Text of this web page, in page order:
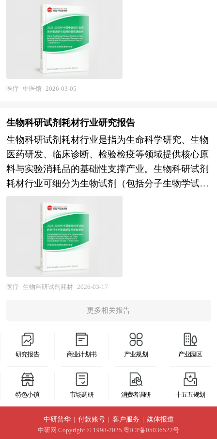
度，提出建设性意见建议对策等，为疫苗行业投资
决策者和主管机关审批的研究性报告。以阐述对疫
苗行业的理论认识为主要内容，重在研究疫苗行业
本质及规律性认识的研究。疫苗行业研究报告持续
提供高价值服务，是企业了解各行业当前最新发展
动向、把握市场机会、做出正确投资和明确企业发
研基础上，主要依据了国家统计局、国家商务部、
国家发改委、国家经济信息中心、国务院发展研究
中心、国家海关总署、全国商业信息中心、中国经
济景气监测中心、中国行业研究网、国内外相关报
刊杂志的基础信息以及疫苗专业研究单位等公布和
类经营指标的情况、重点企业状况、区域市场发展
情况等内容进行详细的阐述和深入的分析，着重对
疫苗业务的发展进行详尽深入的分析，并根据疫苗
行业的政策经济发展环境对疫苗行业潜在的风险和
防范建议进行分析。最后提出研究者对疫苗行业的
研究观点，以供投资决策者参考。
构进行信贷分析、证券分析、投资分析等研究工作
时的参考依据。
及针灸按摩行业相关企业准确了解目前针灸按摩行
业风险投资业发展动态，把握企业定位和发展方向
不可多得的精品。
化转型深化与隐私计算技术成熟，生物识别正从单
一模态向多模态融合、从本地识别向云边端协同转
变，其产业边界不断向隐私保护、无感识别、数字
身份等新兴领域延伸。 当前，中国生物识别系统
行业正处于技术成熟应用与隐私安全博弈的关键转
型期。经过多年的技术积累与市场推广，我国已成
为全球最大的生物识别技术应用市场，指纹识别、
模普及，本土企业在算法精度、识别速度、成本控
制方面达到国际领先水平，部分龙头企业在全球市
场份额占据重要地位，多模态融合与活体检测技术
持续进步。未来，中国生物识别系统行业将在"数
字中国"建设与"网络安全强国"的双重驱动下，进
数字身份基础设施建设与电子证照普及释放认证需
求，金融数字化转型与远程服务常态化拉动高安全
认证市场，智慧城市建设与公共安全管理创造规模
化部署空间，预计行业将保持稳健增长，从"规模
普及"向"安全可信"转变。产业格局层面，具备核
心算法能力、多模态融合技术、安全芯片设计能力
行业集中度提升，专业化企业在特定模态（虹膜、
成差异化优势，跨界融合（AI芯片、网络安全、数
字身份、隐私计算）催生新型生物识别技术公司，
企业将面临淘汰或监管出清。 本研究咨询报告由
中研普华咨询公司领衔撰写，在大量周密的市场调
研基础上，主要依据了国家统计局、国家商务部、
国家发改委、国家经济信息中心、国务院发展研究
医门诊部、中医馆连锁机构及配套的中医药人才培
养、中药制剂供应、中医健康管理、中医文化传播
等服务，涉及中医学、中药学、针灸推拿学、康复
医学、健康管理等多学科交叉融合，具有文化传承
深厚、个体化诊疗特征明显、服务体验依赖性强、
政策扶持力度大的显著特征。作为中医药传承创新
力量，中医馆不仅能够提供简、便、验、廉的中医
国建设、推动中医药产业化的重要抓手，其产业属
性兼具医疗卫生服务的公益性与中医药文化产业的
特色性的双重特质。 当前，中国中医馆行业正处
于政策红利释放与规范化发展的关键机遇期。在政
策环境层面，中医药法实施与中医药发展战略规划
纲要深入推进，中医诊所备案制改革简化准入，医
保定点与支付政策优化，监管趋严要求提升服务质
量与安全水平。在市场格局层面，行业呈现"小散
弱"特征，单体诊所占比高，但头部连锁品牌（如
固生堂、和顺堂、圣爱中医馆）通过标准化、品牌
化、规模化快速扩张，市场集中度提升空间巨大；
公立中医馆与民营中医馆并存，差异化定位与协同
病、慢性病、康复调理为主，但特色专科（肿瘤、
妇科、儿科、骨伤）与名医资源建设不足；中药饮
与治未病服务延伸不够。在人才队伍层面，中医医
师数量增长但分布不均，基层人才短缺，名老中医
传承与青年医师培养机制待完善；中医特色诊疗技
术挖掘与推广不足。在产业融合层面，中医馆与中
药种植、炮制、制剂产业链联动加强；与养生旅
医疗 中医馆 2026-03-05
生物科研试剂耗材行业研究报告
生物科研试剂耗材行业是指为生命科学研究、生物
医药研发、临床诊断、检验检疫等领域提供核心原
料与实验消耗品的基础性支撑产业。生物科研试剂
耗材行业可细分为生物试剂（包括分子生物学试
（涵盖一次性塑料耗材、玻璃器皿、防护用品等）
两大体系，是集合有机合成、蛋白工程、材料科
学、精密制造工艺与质量管理体系的交叉型高科技
产业，具有技术壁垒高、质控要求严、品种门类
多、用户粘性强的典型特征，被誉为生命科学产业
的"基石"与"芯片"，其自主化水平直接关系到国家
研试剂耗材行业已进入"外资主导、国产追赶、需
字塔"结构：以赛默飞世尔、默克、伯乐等为代表
的欧美跨国巨头凭借技术先发优势、品牌信赖度与
全球供应链网络，长期占据高端试剂与核心耗材市
场主导地位，在分子生物学酶、高纯度化学试剂、
丁、百灵威、洁特生物为代表的国内领先企业，通
过持续的研发投入与工艺优化，在中低端市场实现
医疗 生物科研试剂耗材 2026-03-17
更多相关报告
研究报告 商业计划书 产业规划 产业园区
特色小镇 市场调研 消费者调研 十五五规划
中研普华 付款账号 客户服务
媒体报道
中研网 Copyright © 1998-2025 粤ICP备05036522号